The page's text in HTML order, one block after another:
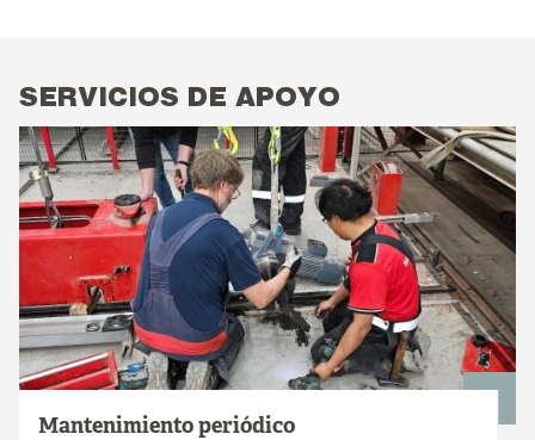
SERVICIOS DE APOYO
Mantenimiento periódico